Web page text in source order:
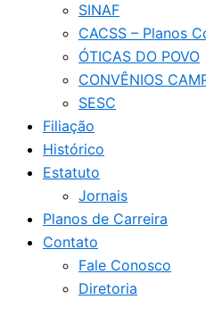
SINAF
CACSS – Planos
ÓTICAS DO POVO
CONVÊNIOS
SESC
Filiação
Histórico
Estatuto
Jornais
Planos de Carreira
Contato
Fale Conosco
Diretoria